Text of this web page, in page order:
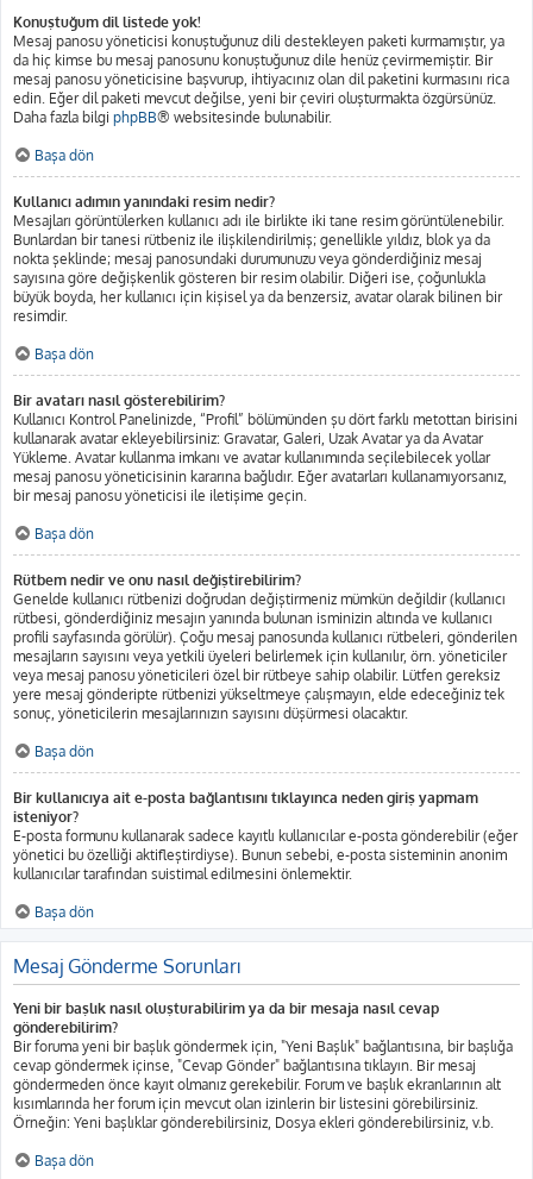
Konuştuğum dil listede yok!
Mesaj panosu yöneticisi konuştuğunuz dili destekleyen paketi kurmamıştır, ya
da hiç kimse bu mesaj panosunu konuştuğunuz dile henüz çevirmemiştir. Bir
mesaj panosu yöneticisine başvurup, ihtiyacınız olan dil paketini kurmasını rica
edin. Eğer dil paketi mevcut değilse, yeni bir çeviri oluşturmakta özgürsünüz.
Daha fazla bilgi phpBB® websitesinde bulunabilir.
Başa dön
Kullanıcı adımın yanındaki resim nedir?
Mesajları görüntülerken kullanıcı adı ile birlikte iki tane resim görüntülenebilir.
Bunlardan bir tanesi rütbeniz ile ilişkilendirilmiş; genellikle yıldız, blok ya da
nokta şeklinde; mesaj panosundaki durumunuzu veya gönderdiğiniz mesaj
sayısına göre değişkenlik gösteren bir resim olabilir. Diğeri ise, çoğunlukla
büyük boyda, her kullanıcı için kişisel ya da benzersiz, avatar olarak bilinen bir
resimdir.
Başa dön
Bir avatarı nasıl gösterebilirim?
Kullanıcı Kontrol Panelinizde, “Profil” bölümünden şu dört farklı metottan birisini
kullanarak avatar ekleyebilirsiniz: Gravatar, Galeri, Uzak Avatar ya da Avatar
Yükleme. Avatar kullanma imkanı ve avatar kullanımında seçilebilecek yollar
mesaj panosu yöneticisinin kararına bağlıdır. Eğer avatarları kullanamıyorsanız,
bir mesaj panosu yöneticisi ile iletişime geçin.
Başa dön
Rütbem nedir ve onu nasıl değiştirebilirim?
Genelde kullanıcı rütbenizi doğrudan değiştirmeniz mümkün değildir (kullanıcı
rütbesi, gönderdiğiniz mesajın yanında bulunan isminizin altında ve kullanıcı
profili sayfasında görülür). Çoğu mesaj panosunda kullanıcı rütbeleri, gönderilen
mesajların sayısını veya yetkili üyeleri belirlemek için kullanılır, örn. yöneticiler
veya mesaj panosu yöneticileri özel bir rütbeye sahip olabilir. Lütfen gereksiz
yere mesaj gönderipte rütbenizi yükseltmeye çalışmayın, elde edeceğiniz tek
sonuç, yöneticilerin mesajlarınızın sayısını düşürmesi olacaktır.
Başa dön
Bir kullanıcıya ait e-posta bağlantısını tıklayınca neden giriş yapmam
isteniyor?
E-posta formunu kullanarak sadece kayıtlı kullanıcılar e-posta gönderebilir (eğer
yönetici bu özelliği aktifleştirdiyse). Bunun sebebi, e-posta sisteminin anonim
kullanıcılar tarafından suistimal edilmesini önlemektir.
Başa dön
Mesaj Gönderme Sorunları
Yeni bir başlık nasıl oluşturabilirim ya da bir mesaja nasıl cevap
gönderebilirim?
Bir foruma yeni bir başlık göndermek için, "Yeni Başlık" bağlantısına, bir başlığa
cevap göndermek içinse, "Cevap Gönder" bağlantısına tıklayın. Bir mesaj
göndermeden önce kayıt olmanız gerekebilir. Forum ve başlık ekranlarının alt
kısımlarında her forum için mevcut olan izinlerin bir listesini görebilirsiniz.
Örneğin: Yeni başlıklar gönderebilirsiniz, Dosya ekleri gönderebilirsiniz, v.b.
Başa dön